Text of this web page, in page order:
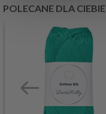
POLECANE DLA CIEBIE